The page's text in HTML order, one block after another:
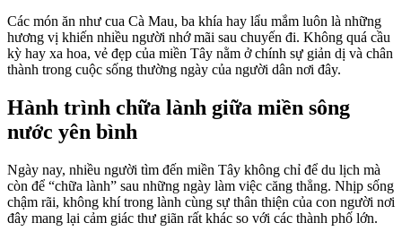
Các món ăn như cua Cà Mau, ba khía hay lẩu mắm luôn là những
hương vị khiến nhiều người nhớ mãi sau chuyến đi. Không quá cầu
kỳ hay xa hoa, vẻ đẹp của miền Tây nằm ở chính sự giản dị và chân
thành trong cuộc sống thường ngày của người dân nơi đây.
Hành trình chữa lành giữa miền sông
nước yên bình
Ngày nay, nhiều người tìm đến miền Tây không chỉ để du lịch mà
còn để “chữa lành” sau những ngày làm việc căng thẳng. Nhịp sống
chậm rãi, không khí trong lành cùng sự thân thiện của con người nơi
đây mang lại cảm giác thư giãn rất khác so với các thành phố lớn.